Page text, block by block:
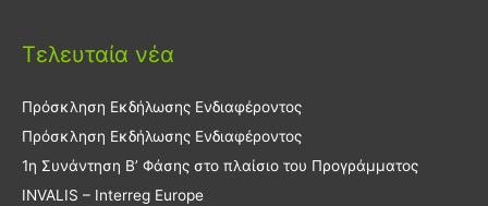
Τελευταία νέα
Πρόσκληση Εκδήλωσης Ενδιαφέροντος
Πρόσκληση Εκδήλωσης Ενδιαφέροντος
1η Συνάντηση Β’ Φάσης στο πλαίσιο του Προγράμματος
INVALIS – Interreg Europe